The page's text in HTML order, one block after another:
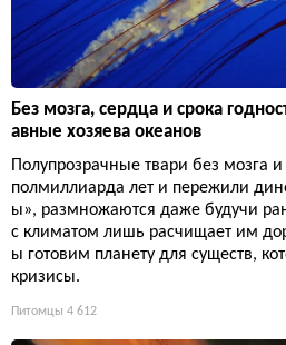
Без мозга, сердца и срока
авные хозяева океанов
Полупрозрачные твари без мозга
полмиллиарда лет и пережили
ы», размножаются даже будучи
с климатом лишь расчищает им
ы готовим планету для существ,
кризисы.
Питомцы 4 612